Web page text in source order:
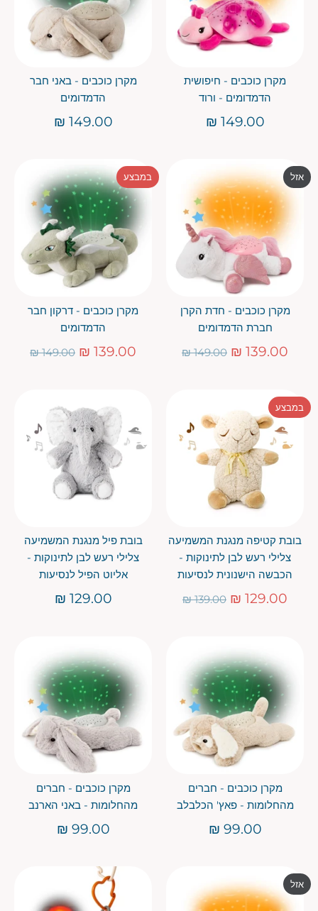
מקרן כוכבים - חיפושית
הדמדומים - ורוד
149.00 ₪
מקרן כוכבים - באני חבר
הדמדומים
149.00 ₪
מקרן כוכבים - חדת הקרן
חברת הדמדומים
139.00 ₪
מחיר
149.00 ₪
אזל
מקרן כוכבים - דרקון חבר
הדמדומים
139.00 ₪
מחיר
149.00 ₪
במבצע
בובת קטיפה מנגנת המשמיעה
צלילי רעש לבן לתינוקות -
הכבשה הישנונית לנסיעות
129.00 ₪
מחיר
139.00 ₪
במבצע
בובת פיל מנגנת המשמיעה
צלילי רעש לבן לתינוקות -
אליוט הפיל לנסיעות
129.00 ₪
מקרן כוכבים - חברים
מהחלומות - פאץ' הכלבלב
99.00 ₪
מקרן כוכבים - חברים
מהחלומות - באני הארנב
99.00 ₪
אזל